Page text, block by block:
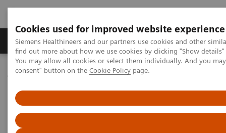
Cookies used for improved website experience
Siemens Healthineers and our partners use cookies and other
find out more about how we use cookies by clicking "Show
You may allow all cookies or select them individually. And you
consent" button on the Cookie Policy page.
Продукція та сервіси Клінічні галузі
Домашня
Медична візуалізація
NAEOTOM Alpha
PCCT scientific evidence
Accuracy of ultra high-resolution photon-counting CT for detecting
coronary artery disease in a high-risk population